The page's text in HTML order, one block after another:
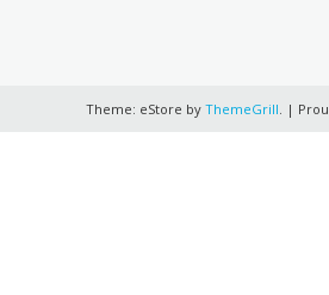
Theme: eStore by ThemeGrill. |